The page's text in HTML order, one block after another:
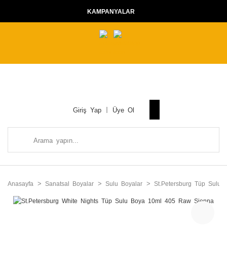
KAMPANYALAR
Giriş Yap Üye Ol
Anasayfa Sanatsal Boyalar Sulu Boyalar St.Petersburg Tüp Sulu